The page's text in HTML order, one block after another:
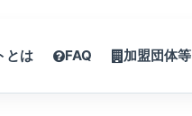
とは FAQ 加盟団体等